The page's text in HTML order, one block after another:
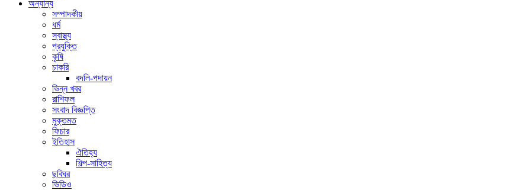
অন্যান্য
সম্পাদকীয়
ধর্ম
স্বাস্থ্য
প্রযুক্তি
কৃষি
চাকরি
বদলি-পদায়ন
ভিন্ন খবর
রাশিফল
সংবাদ বিজ্ঞপ্তি
মুক্তমত
ফিচার
ইতিহাস
ঐতিহ্য
শিল্প-সাহিত্য
ছবিঘর
ভিডিও